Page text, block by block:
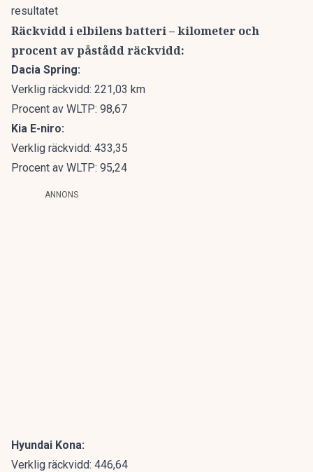
resultatet
Räckvidd i elbilens batteri – kilometer och
procent av påstådd räckvidd:
Dacia Spring:
Verklig räckvidd: 221,03 km
Procent av WLTP: 98,67
Kia E-niro:
Verklig räckvidd: 433,35
Procent av WLTP: 95,24
ANNONS
Hyundai Kona:
Verklig räckvidd: 446,64